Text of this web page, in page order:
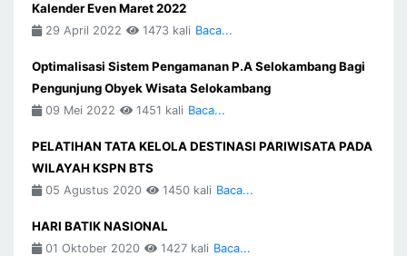
Kalender Even Maret 2022
29 April 2022 1473 kali Baca...
Optimalisasi Sistem Pengamanan P.A Selokambang Bagi
Pengunjung Obyek Wisata Selokambang
09 Mei 2022 1451 kali Baca...
PELATIHAN TATA KELOLA DESTINASI PARIWISATA PADA
WILAYAH KSPN BTS
05 Agustus 2020 1450 kali Baca...
HARI BATIK NASIONAL
01 Oktober 2020 1427 kali Baca...